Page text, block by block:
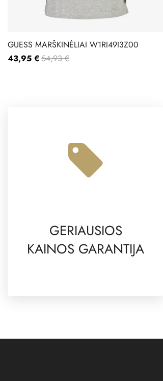
GUESS MARŠKINĖLIAI W1RI49I3Z00
43,95 € 54,93 €
GERIAUSIOS
KAINOS GARANTIJA